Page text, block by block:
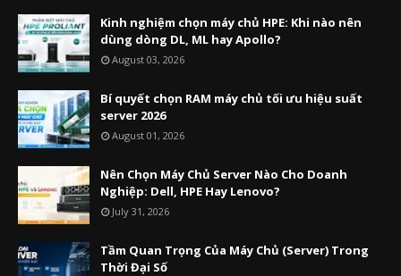
Kinh nghiệm chọn máy chủ HPE: Khi nào nên
dùng dòng DL, ML hay Apollo?
August 03, 2026
Bí quyết chọn RAM máy chủ tối ưu hiệu suất
server 2026
August 01, 2026
Nên Chọn Máy Chủ Server Nào Cho Doanh
Nghiệp: Dell, HPE Hay Lenovo?
July 31, 2026
Tầm Quan Trọng Của Máy Chủ (Server) Trong
Thời Đại Số